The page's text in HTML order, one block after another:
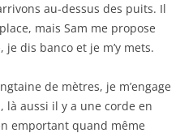
au-dessus des puits. Il
mais Sam me propose
dis banco et je m’y mets.
de mètres, je m’engage
aussi il y a une corde en
emportant quand même